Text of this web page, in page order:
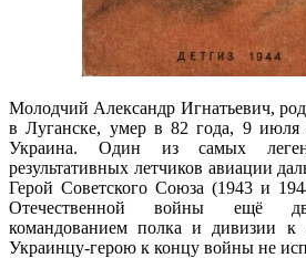
Молодчий Александр Игнатьевич,
в Луганске, умер в 82 года, 9
Украина. Один из самых
результативных летчиков авиации
Герой Советского Союза (1943 и
Отечественной войны ещё
командованием полка и дивизии к
Украинцу-герою к концу войны не